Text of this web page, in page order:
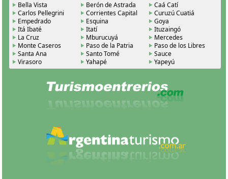
Bella Vista Berón de Astrada
Caá Catí
Carlos Pellegrini
Corrientes Capital
Curuzú Cuatiá
Empedrado
Esquina
Goya
Itá Ibaté
Itatí
Ituzaingó
La Cruz
Mburucuyá
Mercedes
Monte Caseros
Paso de la Patria
Paso de los Libres
Santa Ana
Santo Tomé
Sauce
Virasoro
Yahapé Yapeyú